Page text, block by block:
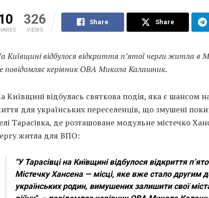
326
VIEWS
Share Share
Київщині відбулося відкриття пʼятої черги житла в
повідомляє керівник ОВА Микола Калашник.
Київщині відбулась святкова подія, яка є шансом
для українських переселенців, що змушені
Тарасівка, де розташоване модульне містечко
житла для ВПО:
"У Тарасівці на Київщині відбулося відкриття
Містечку Хансена — місці, яке вже стало другим
українських родин, вимушених залишити свої